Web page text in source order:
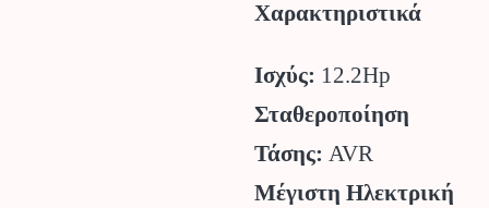
was:
€980.00.
Χαρακτηριστικά
Ισχύς: 12.2Hp
Σταθεροποίηση
Τάσης: AVR
Μέγιστη Ηλεκτρική